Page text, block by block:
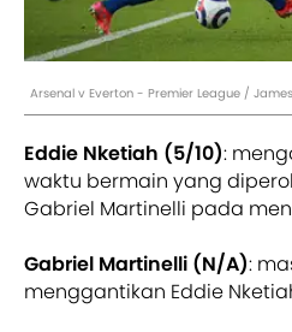
Arsenal v Everton - Premier League /
Eddie Nketiah (5/10):
waktu bermain yang
Gabriel Martinelli pada
Gabriel Martinelli (N/A):
menggantikan Eddie